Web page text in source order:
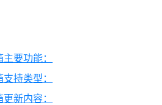
要功能：
持类型：
新内容：